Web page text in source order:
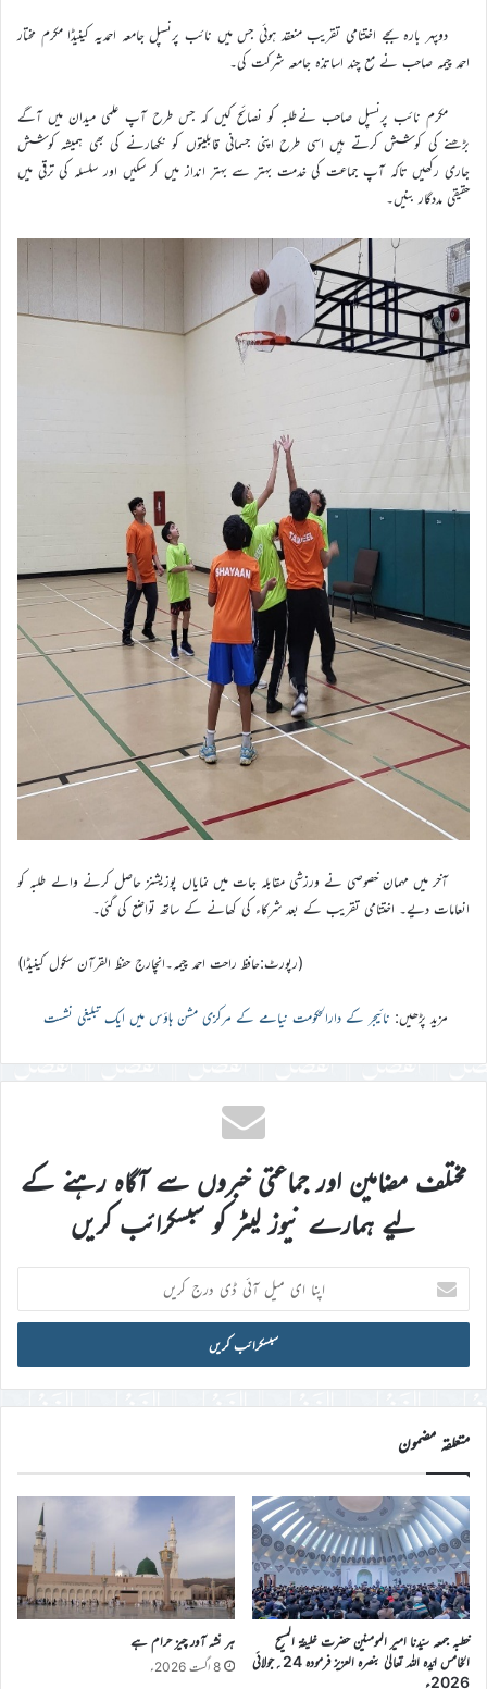
دوپہر بارہ بجے اختتامی تقریب منعقد ہوئی جس میں نائب پرنسپل جامعہ احمدیہ کینیڈا مکرم مختار
احمد چیمہ صاحب نے مع چند اساتذہ جامعہ شرکت کی۔
مکرم نائب پرنسپل صاحب نےطلبہ کو نصائح کیں کہ جس طرح آپ علمی میدان میں آگے
بڑھنے کی کوشش کرتے ہیں اسی طرح اپنی جسمانی قابلیتوں کو نکھارنے کی بھی ہمیشہ کوشش
جاری رکھیں تاکہ آپ جماعت کی خدمت بہتر سے بہتر انداز میں کر سکیں اور سلسلہ کی ترقی میں
حقیقی مددگار بنیں۔
آخر میں مہمان خصوصی نے ورزشی مقابلہ جات میں نمایاں پوزیشنز حاصل کرنے والے طلبہ کو
انعامات دیے۔ اختتامی تقریب کے بعد شرکاء کی کھانے کے ساتھ تواضع کی گئی۔
(رپورٹ:حافظ راحت احمد چیمہ۔انچارج حفظ القرآن سکول کینیڈا)
مزید پڑھیں: نائیجر کے دارالحکومت نیامے کے مرکزی مشن ہاؤس میں ایک تبلیغی نشست
مختلف مضامین اور جماعتی خبروں سے آگاہ رہنے کے
لیے ہمارے نیوز لیٹر کو سبسکرائب کریں
اپنا
ای
میل
ڈی
درج
کریں
متعلقہ مضمون
خطبہ جمعہ سیّدنا امیر المومنین حضرت خلیفۃ المسیح
الخامس ایّدہ اللہ تعالیٰ بنصرہ العزیز فرمودہ 24؍جولائی
2026ء
ہر نشہ آور چیز حرام ہے
8 اگست 2026ء